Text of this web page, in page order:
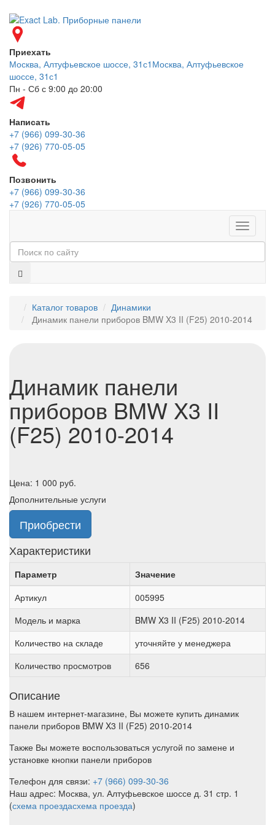
Приехать
Москва, Алтуфьевское шоссе, 31с1 Москва, Алтуфьевское
шоссе, 31с1
Пн - Сб с 9:00 до 20:00
Написать
+7 (966) 099-30-36
+7 (926) 770-05-05
Позвонить
+7 (966) 099-30-36
+7 (926) 770-05-05
Меню
Каталог товаров
Динамики
Динамик панели приборов BMW X3 II (F25) 2010-2014
Динамик панели
приборов BMW X3 II
(F25) 2010-2014
Цена: 1 000 руб.
Дополнительные услуги
Приобрести
Характеристики
Параметр
Значение
Артикул
005995
Модель и марка
BMW X3 II (F25) 2010-2014
Количество на складе
уточняйте у менеджера
Количество просмотров
656
Описание
В нашем интернет-магазине, Вы можете купить динамик
панели приборов BMW X3 II (F25) 2010-2014
Также Вы можете воспользоваться услугой по замене и
установке кнопки панели приборов
Телефон для связи: +7 (966) 099-30-36
Наш адрес: Москва, ул. Алтуфьевское шоссе д. 31 стр. 1
(схема проездасхема проезда)